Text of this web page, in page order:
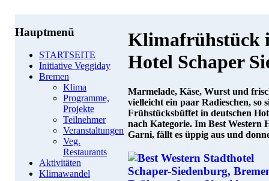
Hauptmenü
STARTSEITE
Initiative Veggiday
Bremen
Klima
Programme,
Projekte
Teilnehmer
Veranstaltungen
Veg.
Restaurants
Aktivitäten
Klimawandel
Klimafrühstück
Hotel Schaper
Marmelade, Käse, Wurst und
vielleicht ein paar Radieschen, so
Frühstücksbüffet in deutschen
nach Kategorie. Im Best Western
Garni, fällt es üppig aus und